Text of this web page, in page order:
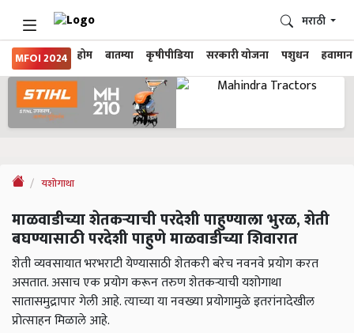
MFOI 2024 होम बातम्या कृषीपीडिया सरकारी योजना पशुधन हवामान
मराठी
यशोगाथा
माळवाडीच्या शेतकऱ्याची परदेशी पाहुण्याला भुरळ, शेती
बघण्यासाठी परदेशी पाहुणे माळवाडीच्या शिवारात
शेती व्यवसायात भरभराटी येण्यासाठी शेतकरी बरेच नवनवे प्रयोग करत
असतात. असाच एक प्रयोग करून तरुण शेतकऱ्याची यशोगाथा
सातासमुद्रापार गेली आहे. त्याच्या या नवख्या प्रयोगामुळे इतरांनादेखील
प्रोत्साहन मिळाले आहे.